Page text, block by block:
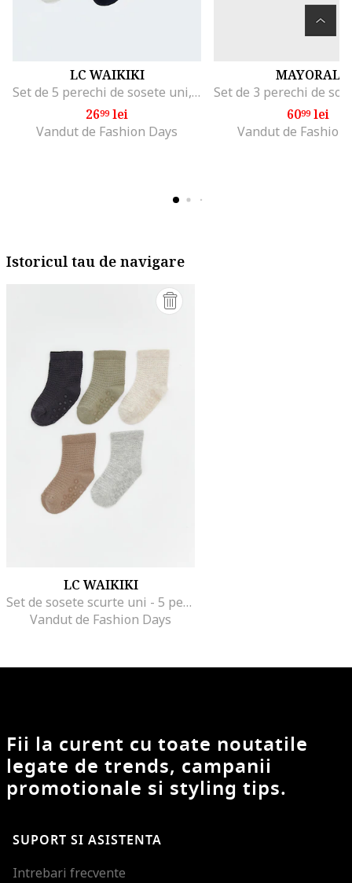
LC WAIKIKI
Set de 5 perechi de sosete uni, Alb fildes/Negru/Gri
2699lei
Vandut de Fashion Days
MAYORAL
6099lei
Vandut de Fashion
Istoricul tau de navigare
LC WAIKIKI
Set de sosete scurte uni - 5 perechi, Negru/Maro deschis/Verde sparanghel
Vandut de Fashion Days
Fii la curent cu toate noutatile
legate de trends, campanii
promotionale si styling tips.
SUPORT SI ASISTENTA
Intrebari frecvente